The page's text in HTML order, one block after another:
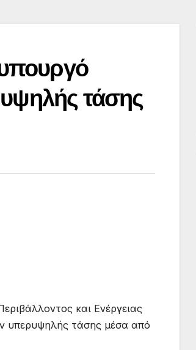
τάσης
και Ενέργειας
υπερυψηλής τάσης μέσα από